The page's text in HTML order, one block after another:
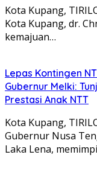
Kota Kupang,
Kota Kupang, dr.
kemajuan…
Lepas Kontingen
Gubernur Melki:
Prestasi Anak NTT
Kota Kupang,
Gubernur Nusa
Laka Lena,